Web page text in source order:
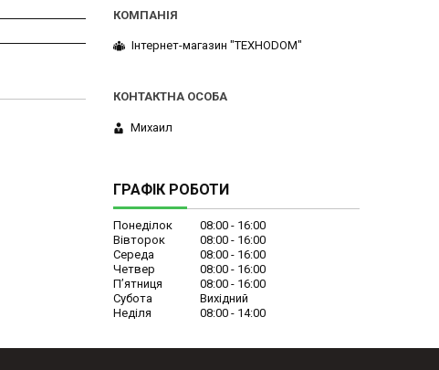
Інтернет-магазин "ТЕХНОDOM"
Михаил
ГРАФІК РОБОТИ
Понеділок 08:00
16:00
Вівторок
08:00
16:00
Середа
08:00
16:00
Четвер
08:00
16:00
Пʼятниця
08:00
16:00
Субота
Вихідний
Неділя
08:00 14:00